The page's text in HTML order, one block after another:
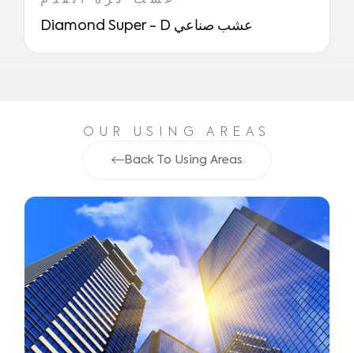
Diamond Super - D عشب صناعي
OUR USING AREAS
Back To Using Areas